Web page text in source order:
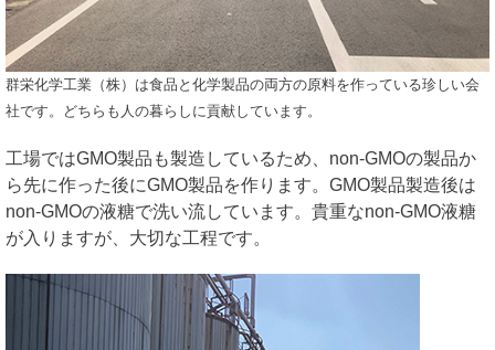
群栄化学工業（株）は食品と化学製品の両方の原料を作っている珍しい会
社です。どちらも人の暮らしに貢献しています。
工場ではGMO製品も製造しているため、non-GMOの製品か
ら先に作った後にGMO製品を作ります。GMO製品製造後は
non-GMOの液糖で洗い流しています。貴重なnon-GMO液糖
が入りますが、大切な工程です。